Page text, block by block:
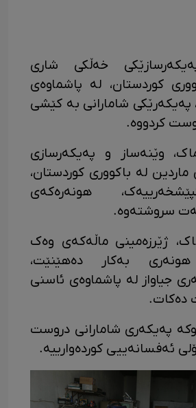
خەڵکی شاری
کوردستان، لە پاشماوەی
پەیکەرێکی شامارانی بە کێشی
وێنەساز و پەیکەرسازی
ماردین لە باکووری کوردستان،
هونەرەکەی
سروشتەوە.
ژێرزەمینی ماڵەکەی وەک
هونەری بەکار دەهێنێت،
جیاواز لە پاشماوەی ئاسنی
دەکات.
پەیکەری شامارانی دروست
ئەفسانەییی کوردەوارییە.